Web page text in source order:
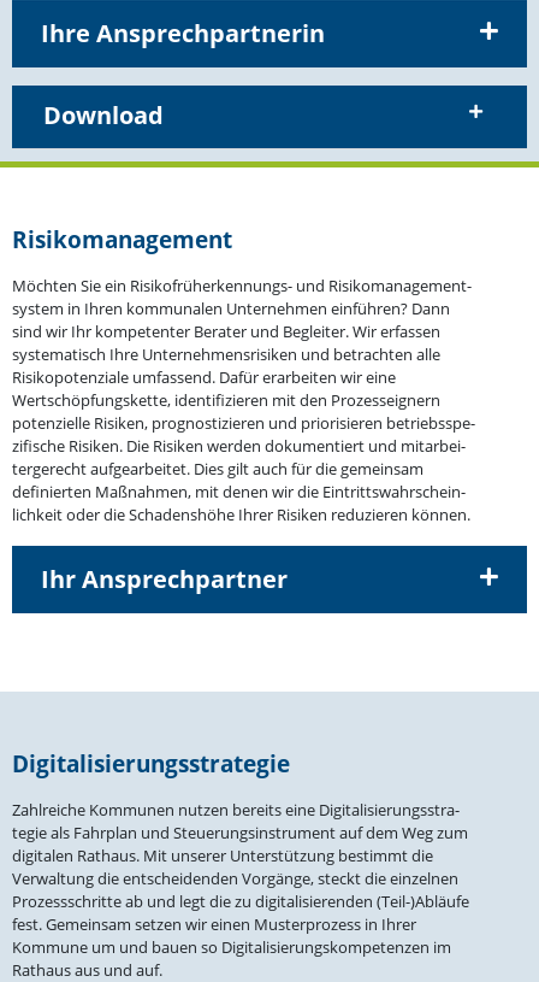
Ihre Ansprechpartnerin
Download
Risiko­ma­nagement
Möchten Sie ein Risiko­früh­erken­nungs- und Risiko­ma­nage­ment­
system in Ihren kommu­nalen Unter­nehmen einführen? Dann
sind wir Ihr kompe­tenter Berater und Begleiter. Wir erfassen
syste­ma­tisch Ihre Unter­neh­mens­ri­siken und betrachten alle
Risiko­po­ten­ziale umfassend. Dafür erarbeiten wir eine
Wertschöp­fungs­kette, identi­fi­zieren mit den Prozess­eignern
poten­zielle Risiken, prognos­ti­zieren und priori­sieren betriebs­spe­
zi­fische Risiken. Die Risiken werden dokumen­tiert und mitar­bei­
ter­ge­recht aufge­ar­beitet. Dies gilt auch für die gemeinsam
definierten Maßnahmen, mit denen wir die Eintritts­wahr­schein­
lichkeit oder die Schadenshöhe Ihrer Risiken reduzieren können.
Ihr Ansprechpartner
Digita­li­sie­rungs­stra­tegie
Zahlreiche Kommunen nutzen bereits eine Digita­li­sie­rungs­stra­
tegie als Fahrplan und Steue­rungs­in­strument auf dem Weg zum
digitalen Rathaus. Mit unserer Unter­stützung bestimmt die
Verwaltung die entschei­denden Vorgänge, steckt die einzelnen
Prozess­schritte ab und legt die zu digita­li­sie­renden (Teil-)Abläufe
fest. Gemeinsam setzen wir einen Muster­prozess in Ihrer
Kommune um und bauen so Digita­li­sie­rungs­kom­pe­tenzen im
Rathaus aus und auf.